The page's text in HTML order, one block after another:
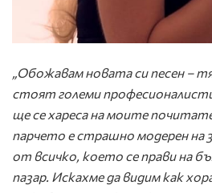
„Обожавам новата си песен –
стоят големи
ще се хареса на моите
парчето е страшно модерен на
от всичко, което се прави на
пазар. Искахме да видим как